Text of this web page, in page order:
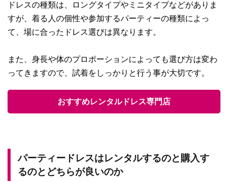
ドレスの種類は、ロングタイプやミニタイプなどがありま
すが、着る人の個性や参加するパーティーの種類によっ
て、場に合ったドレス選びは異なります。
また、身長や体のプロポーションによっても選び方は変わ
ってきますので、試着をしっかりと行う事が大切です。
おすすめレンタルドレス専門店
パーティードレスはレンタルするのと購入す
るのとどちらが良いのか